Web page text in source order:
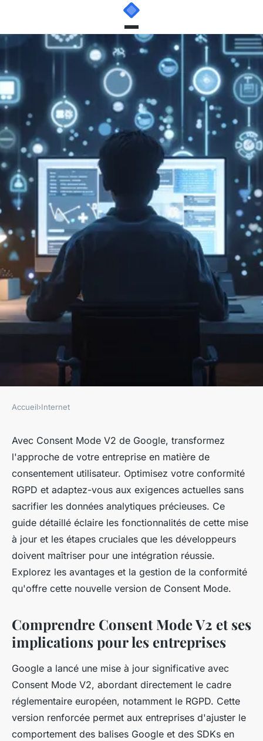
Découvrez consent mode V2
de google et ses nouveautés
hippolyte •28 mai 2024•3 min de lecture
Accueil›Internet
Avec Consent Mode V2 de Google, transformez
l'approche de votre entreprise en matière de
consentement utilisateur. Optimisez votre conformité
RGPD et adaptez-vous aux exigences actuelles sans
sacrifier les données analytiques précieuses. Ce
guide détaillé éclaire les fonctionnalités de cette mise
à jour et les étapes cruciales que les développeurs
doivent maîtriser pour une intégration réussie.
Explorez les avantages et la gestion de la conformité
qu'offre cette nouvelle version de Consent Mode.
Comprendre Consent Mode V2 et ses
implications pour les entreprises
Google a lancé une mise à jour significative avec
Consent Mode V2, abordant directement le cadre
réglementaire européen, notamment le RGPD. Cette
version renforcée permet aux entreprises d'ajuster le
comportement des balises Google et des SDKs en